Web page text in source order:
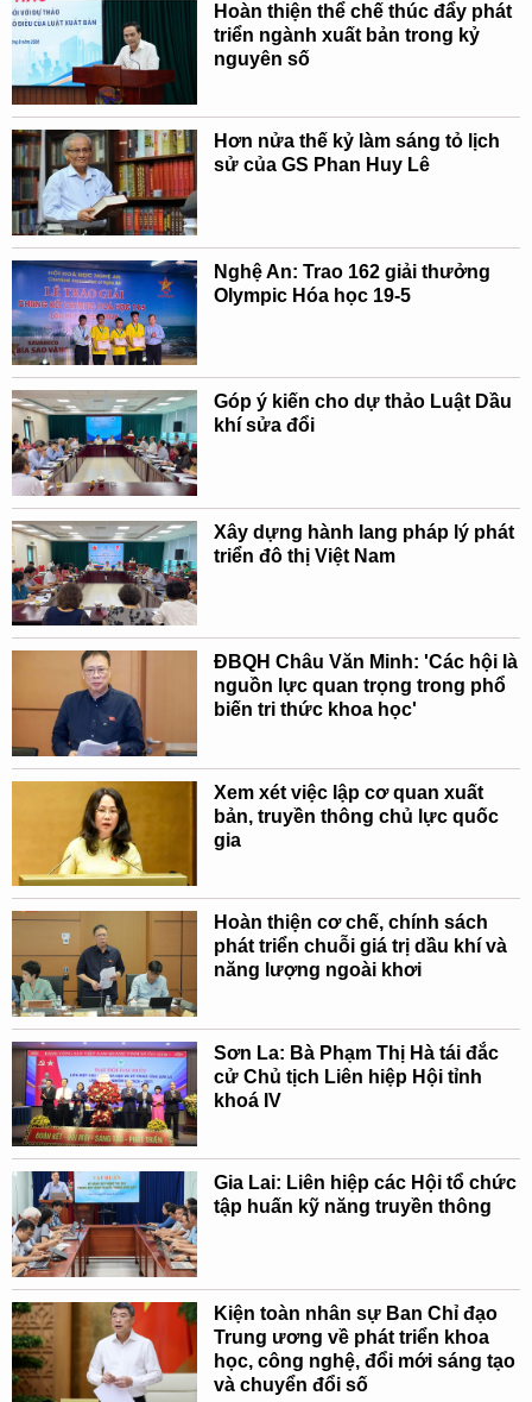
Hoàn thiện thể chế thúc đẩy phát
triển ngành xuất bản trong kỷ
nguyên số
Hơn nửa thế kỷ làm sáng tỏ lịch
sử của GS Phan Huy Lê
Nghệ An: Trao 162 giải thưởng
Olympic Hóa học 19-5
Góp ý kiến cho dự thảo Luật Dầu
khí sửa đổi
Xây dựng hành lang pháp lý phát
triển đô thị Việt Nam
ĐBQH Châu Văn Minh: 'Các hội là
nguồn lực quan trọng trong phổ
biến tri thức khoa học'
Xem xét việc lập cơ quan xuất
bản, truyền thông chủ lực quốc
gia
Hoàn thiện cơ chế, chính sách
phát triển chuỗi giá trị dầu khí và
năng lượng ngoài khơi
Sơn La: Bà Phạm Thị Hà tái đắc
cử Chủ tịch Liên hiệp Hội tỉnh
khoá IV
Gia Lai: Liên hiệp các Hội tổ chức
tập huấn kỹ năng truyền thông
Kiện toàn nhân sự Ban Chỉ đạo
Trung ương về phát triển khoa
học, công nghệ, đổi mới sáng tạo
và chuyển đổi số